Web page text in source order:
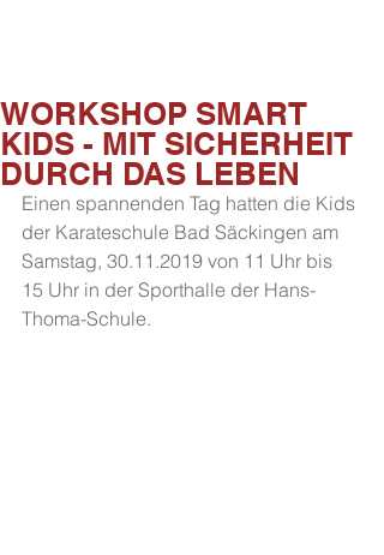
WORKSHOP SMART
KIDS - MIT SICHERHEIT
DURCH DAS LEBEN
Einen spannenden Tag hatten die Kids
der Karateschule Bad Säckingen am
Samstag, 30.11.2019 von 11 Uhr bis
15 Uhr in der Sporthalle der Hans-
Thoma-Schule.